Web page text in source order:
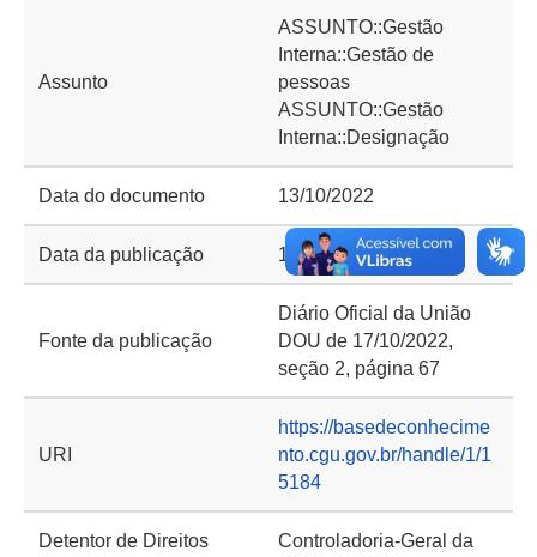
Assunto
ASSUNTO::Gestão
Interna::Gestão de
pessoas
ASSUNTO::Gestão
Interna::Designação
Data do documento 13/10/2022
Data da publicação 17/10/2022
Fonte da publicação
Diário Oficial da União
DOU de 17/10/2022,
seção 2, página 67
URI
https://basedeconhecime
nto.cgu.gov.br/handle/1/1
5184
Detentor de Direitos
Controladoria-Geral da